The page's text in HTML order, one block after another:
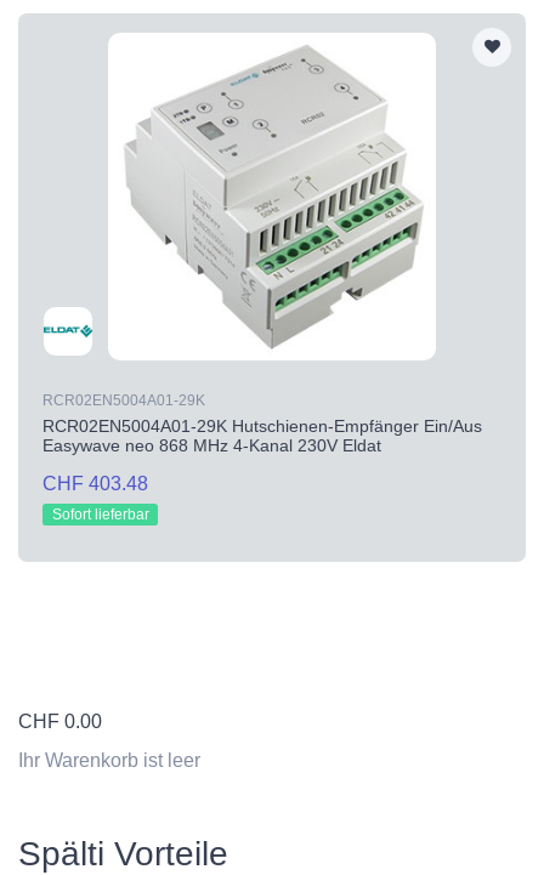
RCR02EN5004A01-29K
RCR02EN5004A01-29K Hutschienen-Empfänger Ein/Aus
Easywave neo 868 MHz 4-Kanal 230V Eldat
CHF 403.48
Sofort lieferbar
CHF 0.00
Ihr Warenkorb ist leer
Spälti Vorteile